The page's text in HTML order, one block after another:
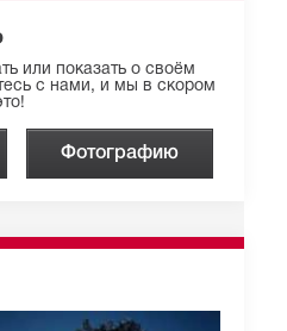
или показать о своём
с нами, и мы в скором
Фотографию